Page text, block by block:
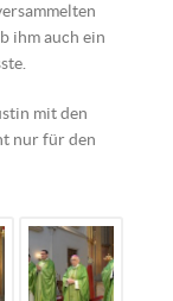
ihm auch ein
mit den
nur für den